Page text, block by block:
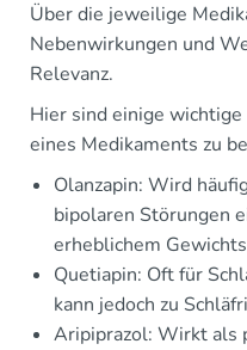
Über die jeweilige
Nebenwirkungen und
Relevanz.
Hier sind einige
eines Medikaments zu
Olanzapin: Wird
bipolaren Störungen
erheblichem
Quetiapin: Oft für
kann jedoch zu
Aripiprazol: Wirkt als